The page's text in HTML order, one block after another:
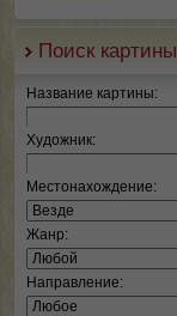
Поиск картины
Название картины:
Художник:
Местонахождение:
Жанр:
Направление: